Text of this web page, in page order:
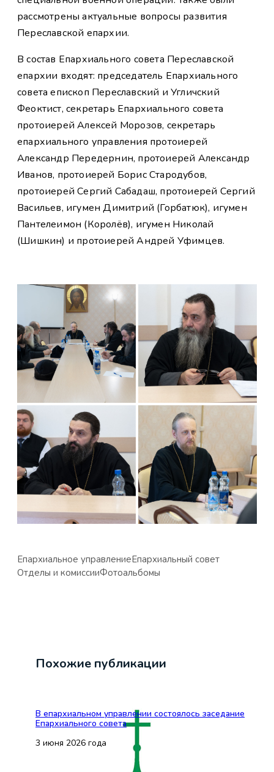
рассмотрены актуальные вопросы развития
Переславской епархии.
В состав Епархиального совета Переславской
епархии входят: председатель Епархиального
совета епископ Переславский и Угличский
Феоктист, секретарь Епархиального совета
протоиерей Алексей Морозов, секретарь
епархиального управления протоиерей
Александр Передернин, протоиерей Александр
Иванов, протоиерей Борис Стародубов,
протоиерей Сергий Сабадаш, протоиерей Сергий
Васильев, игумен Димитрий (Горбатюк), игумен
Пантелеимон (Королёв), игумен Николай
(Шишкин) и протоиерей Андрей Уфимцев.
Епархиальное управлениеЕпархиальный совет
Отделы и комиссииФотоальбомы
Похожие публикации
В епархиальном управлении состоялось заседание
Епархиального совета
3 июня 2026 года